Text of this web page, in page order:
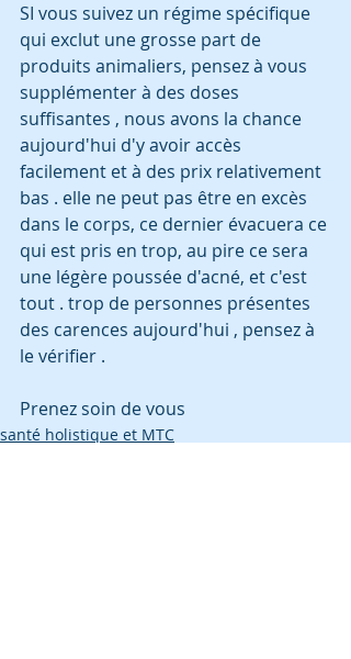
SI vous suivez un régime spécifique
qui exclut une grosse part de
produits animaliers, pensez à vous
supplémenter à des doses
suffisantes , nous avons la chance
aujourd'hui d'y avoir accès
facilement et à des prix relativement
bas . elle ne peut pas être en excès
dans le corps, ce dernier évacuera ce
qui est pris en trop, au pire ce sera
une légère poussée d'acné, et c'est
tout . trop de personnes présentes
des carences aujourd'hui , pensez à
le vérifier .
Prenez soin de vous
santé holistique et MTC